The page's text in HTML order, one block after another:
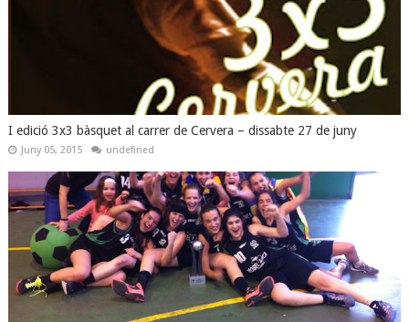
I edició 3x3 bàsquet al carrer de Cervera – dissabte 27 de juny
Juny 05, 2015 undefined